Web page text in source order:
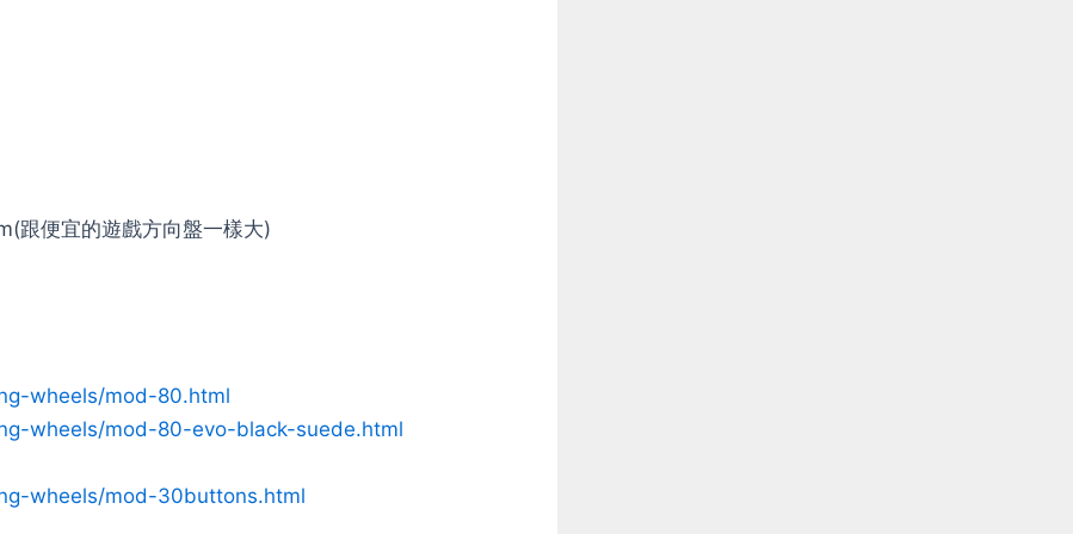
跟便宜的遊戲方向盤一樣大)
wheels/mod-80.html
wheels/mod-80-evo-black-suede.html
wheels/mod-30buttons.html